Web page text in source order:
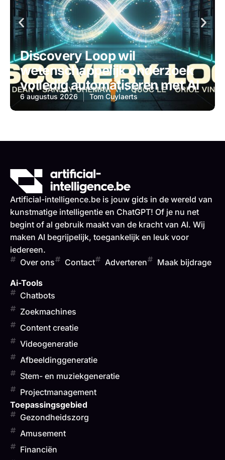
Discovery Loop wil
wetenschappelijk onderzoek
volledig automatiseren met AI
6 augustus 2026 Tom Cuylaerts
Artificial-intelligence.be is jouw gids in de wereld van
kunstmatige intelligentie en ChatGPT! Of je nu net
begint of al gebruik maakt van de kracht van AI. Wij
maken AI begrijpelijk, toegankelijk en leuk voor
iedereen.
Over ons
Contact Adverteren Maak bijdrage
Ai-Tools
Chatbots
Zoekmachines
Content creatie
Videogeneratie
Afbeeldinggeneratie
Stem- en muziekgeneratie
Projectmanagement
Toepassingsgebied
Gezondheidszorg
Amusement
Financiën